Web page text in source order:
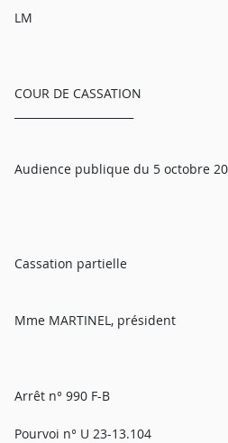
LM
COUR DE CASSATION
Audience publique du 5 octobre
Cassation partielle
Mme MARTINEL, président
Arrêt n° 990 F-B
Pourvoi n° U 23-13.104